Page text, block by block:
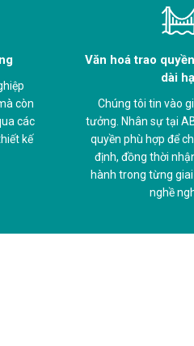
còn
các
kế
Văn hoá trao
dài
Chúng tôi tin vào
tưởng. Nhân sự tại
quyền phù hợp để
định, đồng thời
hành trong từng
nghề